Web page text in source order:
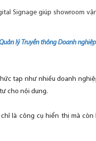
Signage giúp showroom
lý Truyền thông Doanh nghiệp
tạp như nhiều doanh
cho nội dung.
là công cụ hiển thị mà